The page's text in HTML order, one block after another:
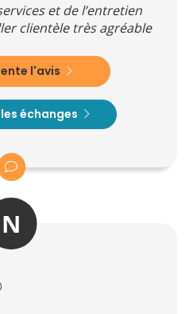
et de l’entretien
clientèle très agréable
l'avis
échanges
N